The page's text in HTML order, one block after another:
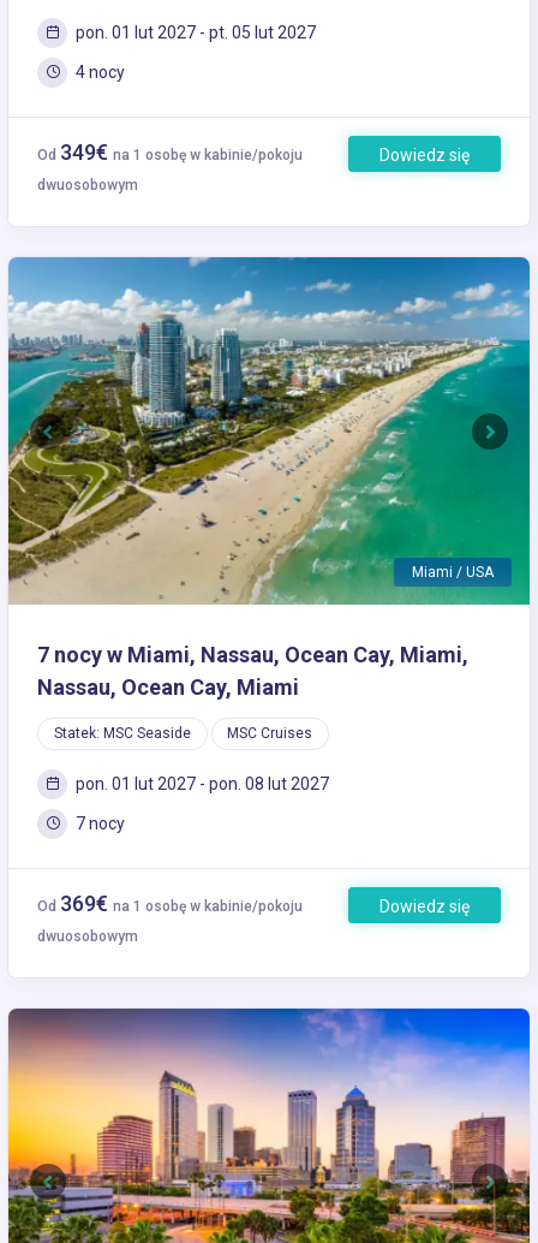
pon. 01 lut 2027 - pt. 05 lut 2027
4 nocy
Od 349€ na 1 osobę w kabinie/pokoju
dwuosobowym
Dowiedz się
więcej
Miami / USA
Previous Next
7 nocy w Miami, Nassau, Ocean Cay, Miami,
Nassau, Ocean Cay, Miami
Statek: MSC Seaside MSC Cruises
pon. 01 lut 2027 - pon. 08 lut 2027
7 nocy
Od 369€ na 1 osobę w kabinie/pokoju
dwuosobowym
Dowiedz się
więcej
Previous Next